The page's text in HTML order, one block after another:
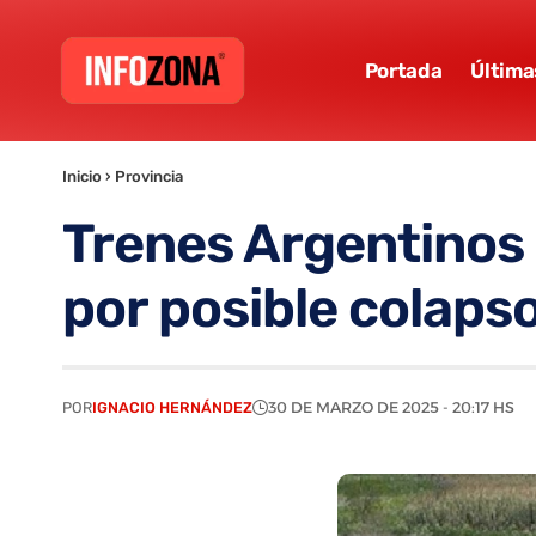
Portada
Inicio › Provincia
Trenes
por posible
PORIGNACIO HERNÁNDEZ 30 DE MARZO DE 2025 - 20:17 HS